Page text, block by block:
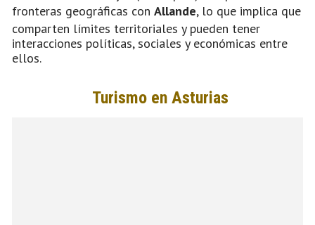
fronteras geográficas con Allande, lo que implica que
comparten límites territoriales y pueden tener
interacciones políticas, sociales y económicas entre
ellos.